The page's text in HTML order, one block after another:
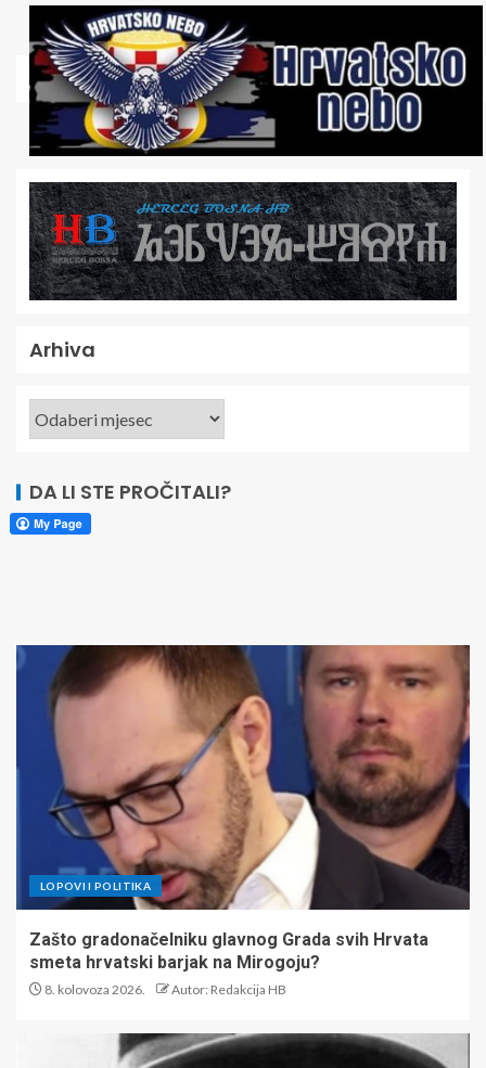
Arhiva
DA LI STE PROČITALI?
LOPOVI I POLITIKA
Zašto gradonačelniku glavnog Grada svih Hrvata
smeta hrvatski barjak na Mirogoju?
8. kolovoza 2026. Autor: Redakcija HB